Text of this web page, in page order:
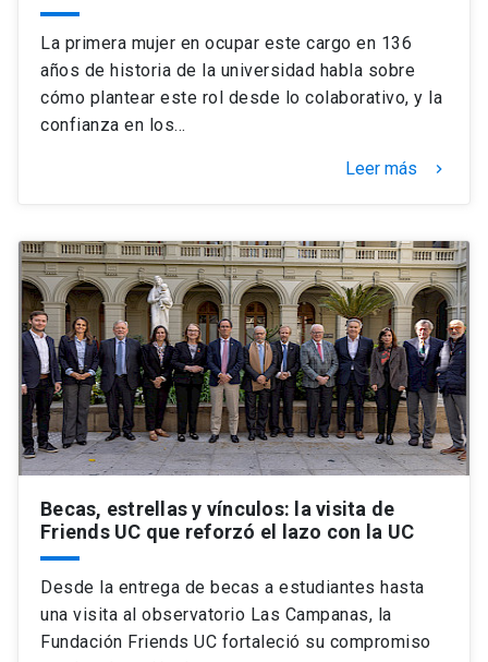
La primera mujer en ocupar este cargo en 136
años de historia de la universidad habla sobre
cómo plantear este rol desde lo colaborativo, y la
confianza en los…
Leer más keyboard_arrow_right
Becas, estrellas y vínculos: la visita de
Friends UC que reforzó el lazo con la UC
Desde la entrega de becas a estudiantes hasta
una visita al observatorio Las Campanas, la
Fundación Friends UC fortaleció su compromiso